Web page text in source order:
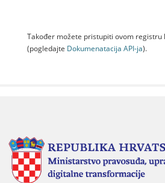
Također možete pristupiti ovom registru
(pogledajte Dokumenаtаcijа API-jа).